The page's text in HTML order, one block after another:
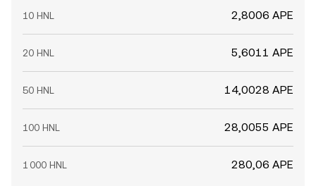
10 HNL 2,8006 APE
20 HNL 5,6011 APE
50 HNL 14,0028 APE
100 HNL 28,0055 APE
1 000 HNL 280,06 APE